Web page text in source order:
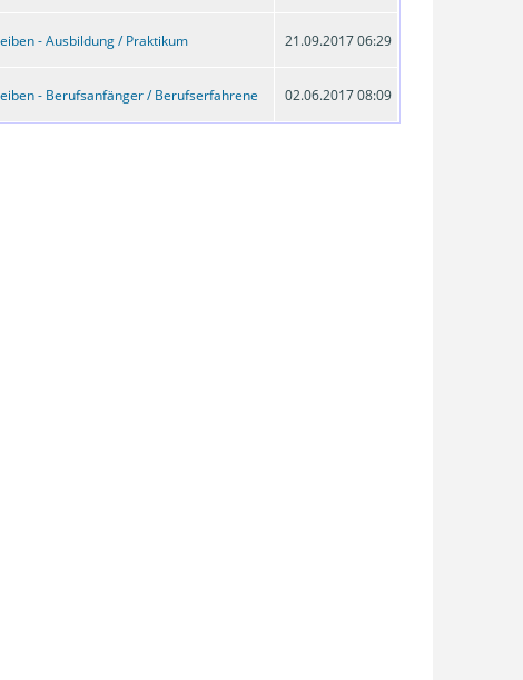
- Ausbildung / Praktikum 21.09.2017 06:29
- Berufsanfänger / Berufserfahrene 02.06.2017 08:09